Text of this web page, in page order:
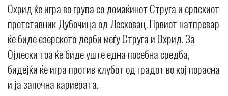
Охрид ќе игра во група со домаќинот Струга и српскиот
претставник Дубочица од Лесковац. Првиот натпревар
ќе биде езерското дерби меѓу Струга и Охрид. За
Ојлески тоа ќе биде уште една посебна средба,
бидејќи ќе игра против клубот од градот во кој порасна
и ја започна кариерата.